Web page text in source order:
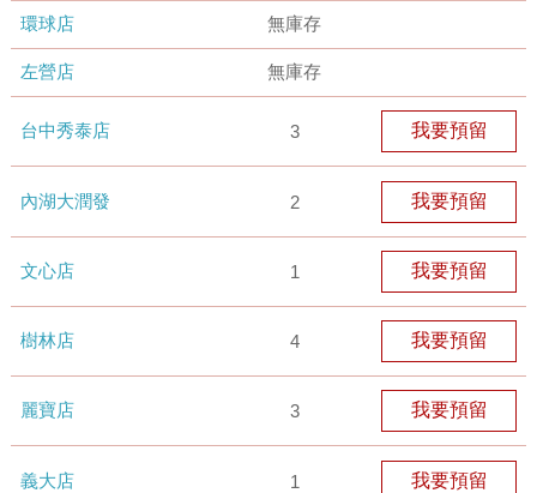
環球店 無庫存
左營店 無庫存
台中秀泰店 3 我要預留
內湖大潤發 2 我要預留
文心店 1 我要預留
樹林店 4 我要預留
麗寶店 3 我要預留
義大店 1 我要預留